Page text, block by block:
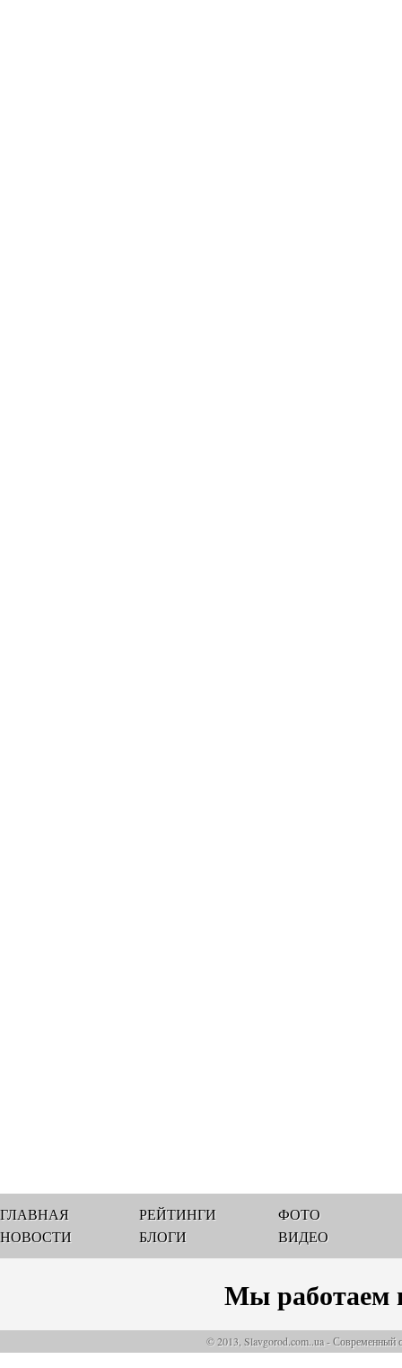
ГЛАВНАЯ
НОВОСТИ
РЕЙТИНГИ
БЛОГИ
ФОТО
ВИДЕО
Мы работаем
© 2013, Slavgorod.com..ua - Современный